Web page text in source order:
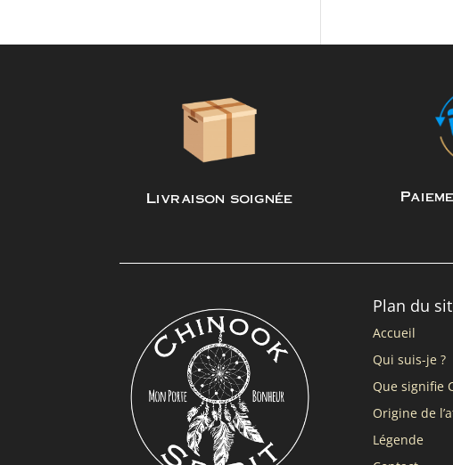
Livraison soignée
Plan du
Accueil
Qui suis-je ?
Que signifie
Origine de
Légende